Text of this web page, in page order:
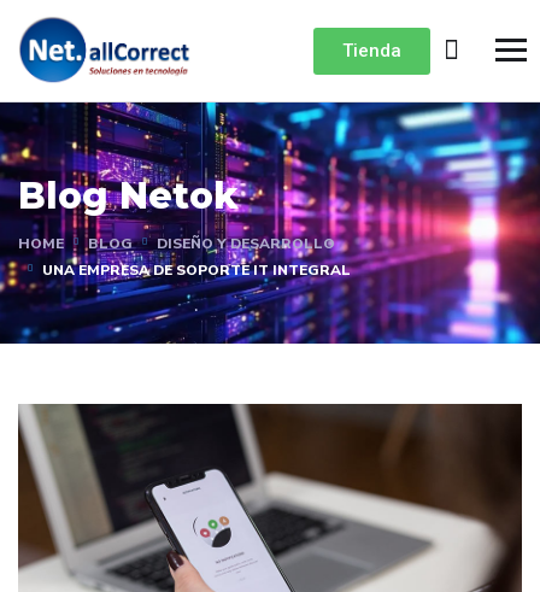
Tienda
Blog Netok
HOME BLOG
DISEÑO Y DESARROLLO
UNA EMPRESA DE SOPORTE IT INTEGRAL